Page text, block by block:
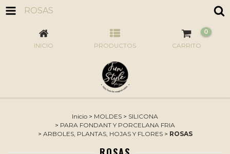
ROSAS
INICIO PRODUCTOS CARRITO
0
Inicio > MOLDES > SILICONA
> PARA FONDANT Y PORCELANA FRIA
> ARBOLES, PLANTAS, HOJAS Y FLORES > ROSAS